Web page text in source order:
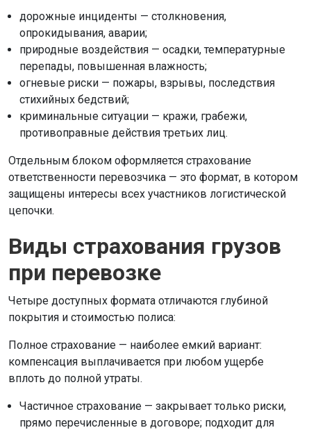
дорожные инциденты — столкновения,
опрокидывания, аварии;
природные воздействия — осадки, температурные
перепады, повышенная влажность;
огневые риски — пожары, взрывы, последствия
стихийных бедствий;
криминальные ситуации — кражи, грабежи,
противоправные действия третьих лиц.
Отдельным блоком оформляется страхование
ответственности перевозчика — это формат, в котором
защищены интересы всех участников логистической
цепочки.
Виды страхования грузов
при перевозке
Четыре доступных формата отличаются глубиной
покрытия и стоимостью полиса:
Полное страхование — наиболее емкий вариант:
компенсация выплачивается при любом ущербе
вплоть до полной утраты.
Частичное страхование — закрывает только риски,
прямо перечисленные в договоре; подходит для